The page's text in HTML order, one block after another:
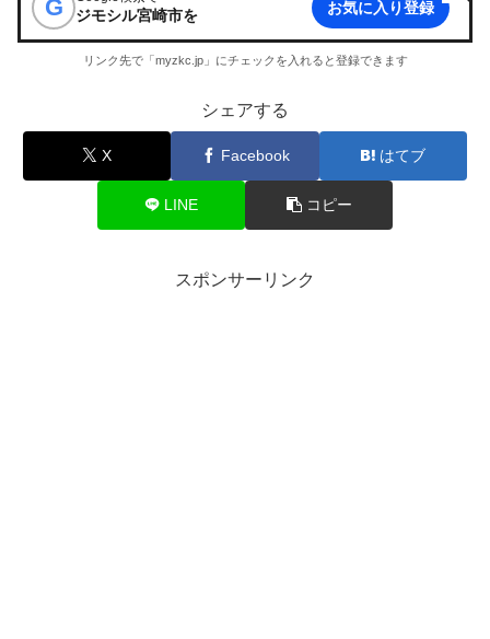
G ジモシル宮崎市を お気に入り登録
リンク先で「myzkc.jp」にチェックを入れると登録できます
シェアする
X Facebook はてブ
LINE コピー
スポンサーリンク